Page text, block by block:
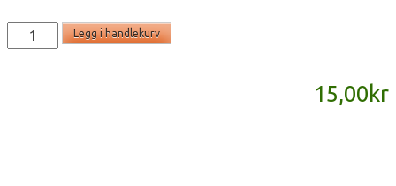
SD740
-
Legg i handlekurv
15,00kr